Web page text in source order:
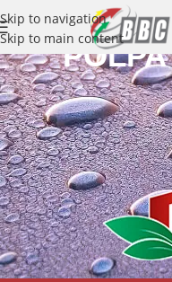
Skip to navigation
Skip to main content